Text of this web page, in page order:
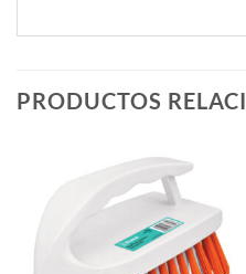
PRODUCTOS